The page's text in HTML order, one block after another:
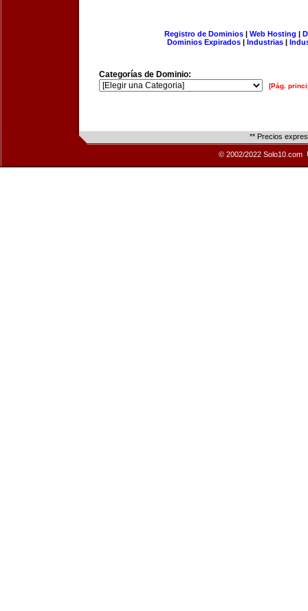
Registro de Dominios| Web Hosting |
Dominios Expirados | Industrias |
Categorías de Dominio:
[Pág.
** Precios
© 2002/2022 Solo10.com